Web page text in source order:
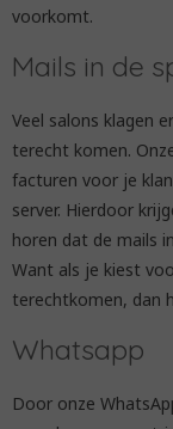
voorkomt.
Mails in de
Veel salons klagen
terecht komen.
facturen voor je
server. Hierdoor
horen dat de mails
Want als je kiest
terechtkomen, dan
Whatsapp
Door onze